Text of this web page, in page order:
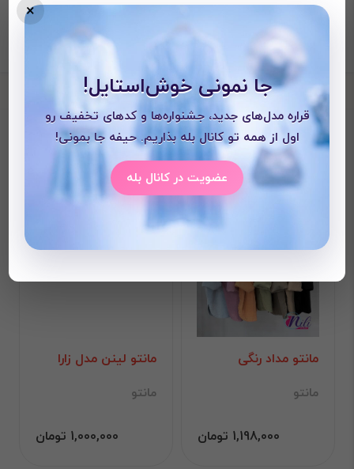
محصولات دیده شده
مانتو مداد رنگی
مانتو
1,198,000 تومان
مانتو لینن مدل زارا
مانتو
1,000,000 تومان
×
جا نمونی خوش‌استایل!
قراره مدل‌های جدید، جشنواره‌ها و کدهای تخفیف رو
اول از همه تو کانال بله بذاریم. حیفه جا بمونی!
عضویت در کانال بله